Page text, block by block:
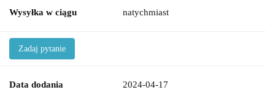
Wysyłka w ciągu natychmiast
Zadaj pytanie
Data dodania 2024-04-17